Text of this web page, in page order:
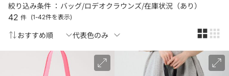
絞り込み条件 ： バッグ/ロデオクラウンズ/在庫状況（あり）
42 件 (1-42件を表示)